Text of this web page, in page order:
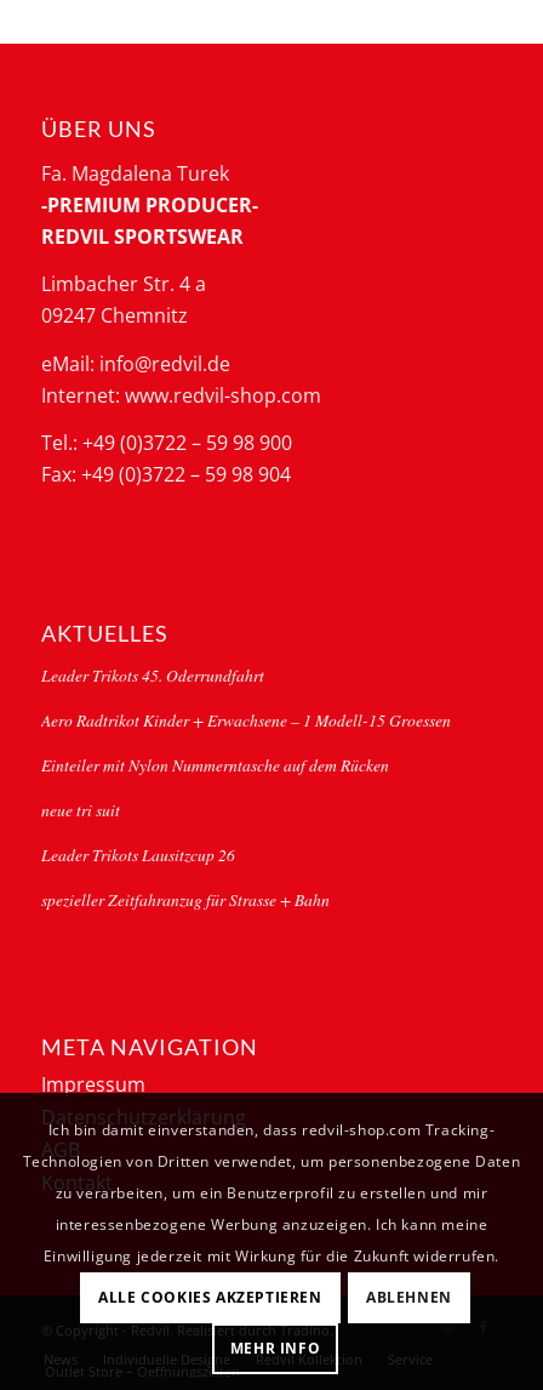
ÜBER UNS
Fa. Magdalena Turek
-PREMIUM PRODUCER-
REDVIL SPORTSWEAR
Limbacher Str. 4 a
09247 Chemnitz
eMail: info@redvil.de
Internet: www.redvil-shop.com
Tel.: +49 (0)3722 – 59 98 900
Fax: +49 (0)3722 – 59 98 904
AKTUELLES
Leader Trikots 45. Oderrundfahrt
Aero Radtrikot Kinder + Erwachsene – 1 Modell-15 Groessen
Einteiler mit Nylon Nummerntasche auf dem Rücken
neue tri suit
Leader Trikots Lausitzcup 26
spezieller Zeitfahranzug für Strasse + Bahn
META NAVIGATION
Impressum
Datenschutzerklärung
AGB
Kontakt
© Copyright - Redvil. Realisiert durchTradino.
News
Individuelle Designe Redvil Kollektion Service
Outlet Store – Oeffnungszeiten
Ich bin damit einverstanden, dass redvil-shop.com Tracking-
Technologien von Dritten verwendet, um personenbezogene Daten
zu verarbeiten, um ein Benutzerprofil zu erstellen und mir
interessenbezogene Werbung anzuzeigen. Ich kann meine
Einwilligung jederzeit mit Wirkung für die Zukunft widerrufen.
ALLE COOKIES AKZEPTIEREN ABLEHNEN
MEHR INFO